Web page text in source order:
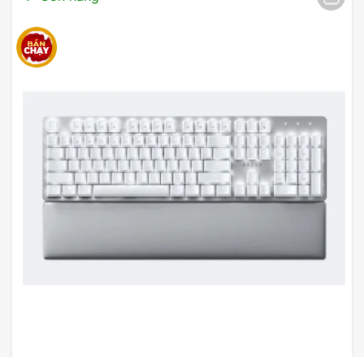
Được trang bị 7 nút điều hướng, được cá nhân
Chuột không dây Logitech MX Master 3S Wireless
Bluetooth có 7 nút bấm được đặt ở những vị trí thuận
tiện, hỗ trợ tối đa mọi nhu cầu sử dụng, giúp bạn truy
cập nhanh chóng và trực quan. Đồng thời, chuột cho
kế, biên tập video… một cách hiệu quả.